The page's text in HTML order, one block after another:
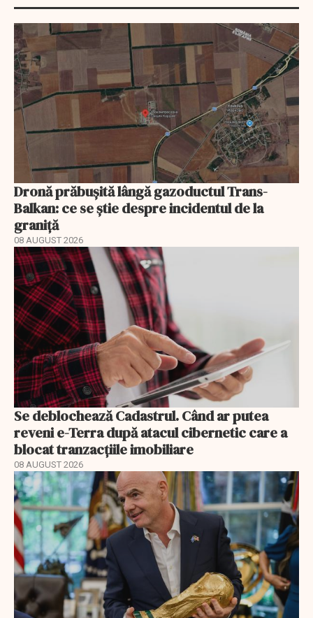
Dronă prăbușită lângă gazoductul Trans-
Balkan: ce se știe despre incidentul de la
graniță
08 AUGUST 2026
Se deblochează Cadastrul. Când ar putea
reveni e-Terra după atacul cibernetic care a
blocat tranzacțiile imobiliare
08 AUGUST 2026